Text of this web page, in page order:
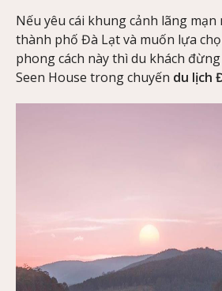
Nếu yêu cái khung cảnh lãng mạn
thành phố Đà Lạt và muốn lựa
phong cách này thì du khách
Seen House trong chuyến du lịch